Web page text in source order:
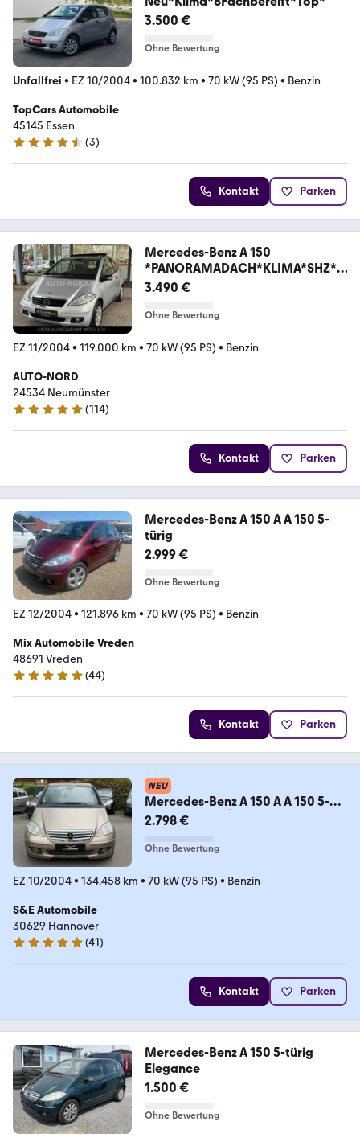
3.500 €
Ohne Bewertung
Unfallfrei • EZ 10/2004• 100.832 km • 70 kW (95 PS) • Benzin
TopCars Automobile
45145 Essen
4.7 Sterne
(3)
Kontakt Parken
Mercedes-Benz A 150
*PANORAMADACH*KLIMA*SHZ*II
.HAND*1a
3.490 €
Ohne Bewertung
EZ 11/2004• 119.000 km • 70 kW (95 PS) • Benzin
AUTO-NORD
24534 Neumünster
5 Sterne
(114)
Kontakt Parken
Mercedes-Benz A 150 A A 150 5-
türig
2.999 €
Ohne Bewertung
EZ 12/2004• 121.896 km • 70 kW (95 PS) • Benzin
Mix Automobile Vreden
48691 Vreden
5 Sterne
(44)
Kontakt Parken
NEU
Mercedes-Benz A 150 A A 150 5-
türig, Klima, TÜV Neu
2.798 €
Ohne Bewertung
EZ 10/2004• 134.458 km • 70 kW (95 PS) • Benzin
S&E Automobile
30629 Hannover
4.9 Sterne
(41)
Kontakt Parken
Mercedes-Benz A 150 5-türig
Elegance
1.500 €
Ohne Bewertung